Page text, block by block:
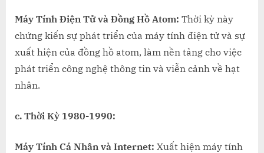
Máy Tính Điện Tử và Đồng Hồ Atom: Thời kỳ này
chứng kiến sự phát triển của máy tính điện tử và sự
xuất hiện của đồng hồ atom, làm nền tảng cho việc
phát triển công nghệ thông tin và viễn cảnh về hạt
nhân.
c. Thời Kỳ 1980-1990:
Máy Tính Cá Nhân và Internet: Xuất hiện máy tính